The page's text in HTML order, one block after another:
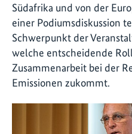
Südafrika und von der
einer Podiumsdiskussion
Schwerpunkt der
welche entscheidende
Zusammenarbeit bei der
Emissionen zukommt.